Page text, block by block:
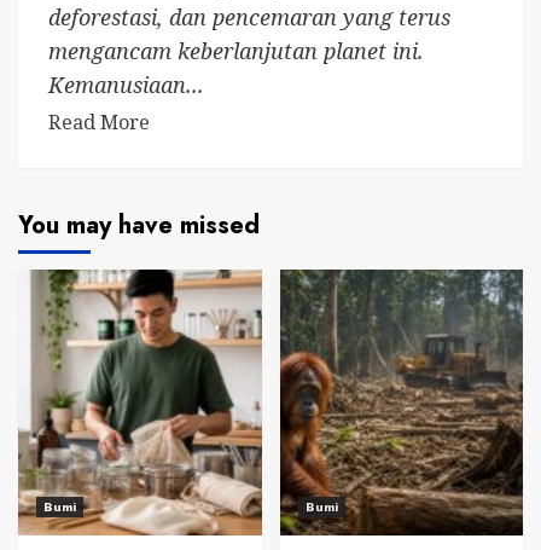
deforestasi, dan pencemaran yang terus
mengancam keberlanjutan planet ini.
Kemanusiaan...
Read More
You may have missed
Bumi Bumi